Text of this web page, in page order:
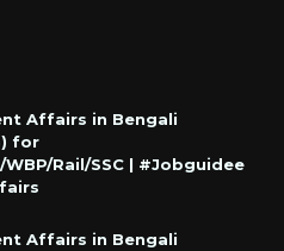
Affairs in Bengali
for
WBP/Rail/SSC | #Jobguidee
Affairs in Bengali